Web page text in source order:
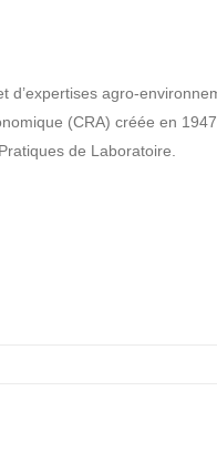
d’expertises agro-
(CRA) créée en
de Laboratoire.